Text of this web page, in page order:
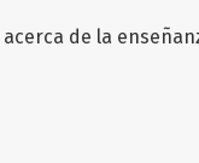
del artículo
de la